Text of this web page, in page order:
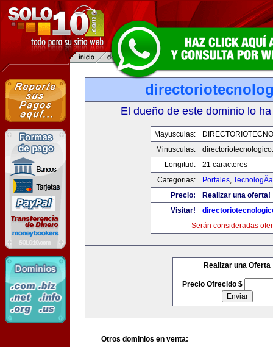
El dueño de este dominio lo
Mayusculas:
Minusculas:
Longitud:
21 caracteres
Categorias:
Portales, TecnologÃ­a
Precio:
Realizar una oferta!
Visitar!
Serán consideradas
Realizar una Oferta
Precio Ofrecido $
Otros dominios en venta: